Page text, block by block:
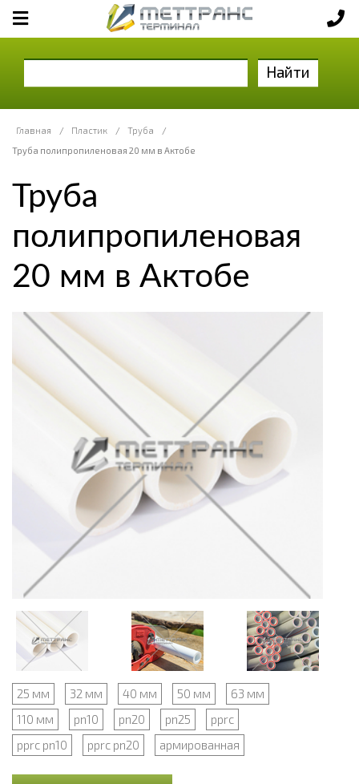
Найти
Главная / Пластик / Труба
/
Труба полипропиленовая 20 мм в Актобе
Труба
полипропиленовая
20 мм в Актобе
25 мм 32 мм 40 мм 50 мм
63 мм
110 мм
pn10 pn20 pn25
pprc
pprc pn10
pprc pn20 армированная